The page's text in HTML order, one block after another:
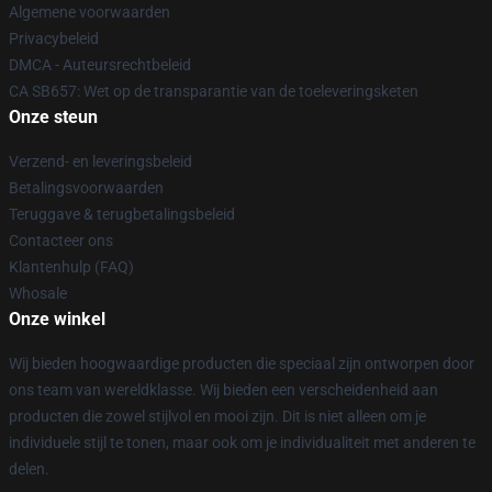
Algemene voorwaarden
Privacybeleid
DMCA - Auteursrechtbeleid
CA SB657: Wet op de transparantie van de toeleveringsketen
Onze steun
Verzend- en leveringsbeleid
Betalingsvoorwaarden
Teruggave & terugbetalingsbeleid
Contacteer ons
Klantenhulp (FAQ)
Whosale
Onze winkel
Wij bieden hoogwaardige producten die speciaal zijn ontworpen door
ons team van wereldklasse. Wij bieden een verscheidenheid aan
producten die zowel stijlvol en mooi zijn. Dit is niet alleen om je
individuele stijl te tonen, maar ook om je individualiteit met anderen te
delen.